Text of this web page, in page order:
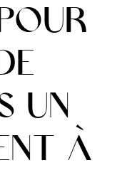
un
à